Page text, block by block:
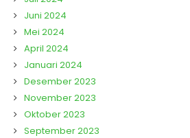
Juni 2024
Mei 2024
April 2024
Januari 2024
Desember 2023
November 2023
Oktober 2023
September 2023